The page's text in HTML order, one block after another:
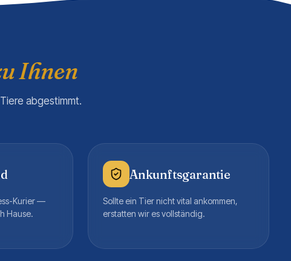
Ihnen
abgestimmt.
Kurier —
Hause.
Ankunftsgarantie
Sollte ein Tier nicht vital ankommen,
erstatten wir es vollständig.